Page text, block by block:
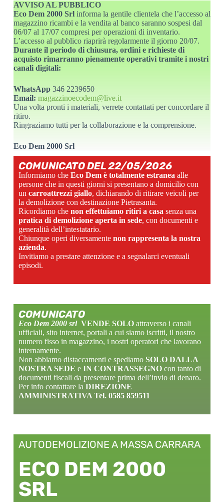
AVVISO AL PUBBLICO
Eco Dem 2000 Srlinforma la gentile clientela che l’accesso al
magazzino ricambi e la vendita al banco saranno sospesi dal
06/07 al 17/07 compresi per operazioni di inventario.
L’accesso al pubblico riaprirà regolarmente il giorno 20/07.
Durante il periodo di chiusura, ordini e richieste di
acquisto rimarranno pienamente operativi tramite i nostri
canali digitali:
WhatsApp346 2239650
Email: magazzinoecodem@live.it
Una volta pronti i materiali, verrete contattati per concordare il
ritiro.
Ringraziamo tutti per la collaborazione e la comprensione.
Eco Dem 2000 Srl
COMUNICATO DEL 22/05/2026
Informiamo che Eco Dem è totalmente estranea alle
persone che in questi giorni si presentano a domicilio con
un carroattrezzi giallo, dichiarando di ritirare veicoli per
la demolizione con destinazione Pietrasanta.
Ricordiamo che non effettuiamo ritiri a casa senza una
pratica di demolizione aperta in sede, con documenti e
generalità dell’intestatario.
Chiunque operi diversamente non rappresenta la nostra
azienda.
Invitiamo a prestare attenzione e a segnalarci eventuali
episodi.
COMUNICATO
Eco Dem 2000 srl VENDE SOLOattraverso i canali
ufficiali, sito internet, portali a cui siamo iscritti, il nostro
numero fisso in magazzino, i nostri operatori che lavorano
internamente.
Non abbiamo distaccamenti e spediamo SOLO DALLA
NOSTRA SEDE e IN CONTRASSEGNOcon tanto di
documenti fiscali da presentare prima dell’invio di denaro.
Per info contattare la DIREZIONE
AMMINISTRATIVA Tel. 0585 859511
AUTODEMOLIZIONE A MASSA CARRARA
ECO DEM 2000
SRL